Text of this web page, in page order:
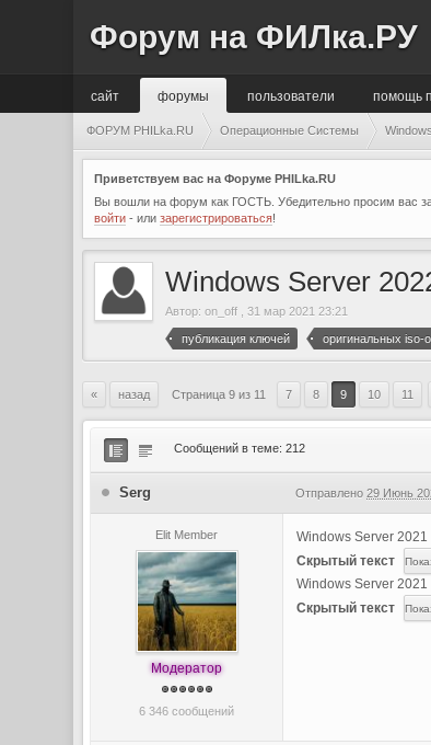
Форум на ФИЛка.РУ
сайт помощь
форумы пользователи
ФОРУМ PHILka.RU Операционные Системы
Приветствуем вас на Форуме PHILka.RU
Вы вошли на форум как ГОСТЬ. Убедительно просим вас
войти - илизарегистрироваться!
Windows Server
Автор:on_off ,31 мар 2021 23:21
публикация ключей оригинальных iso-
« назад Страница 9 из 11 7 8 9 10 11
Сообщений в теме: 212
Serg Отправлено29 Июнь
Elit Member
Модератор
6 346 сообщений
Windows Server
Скрытый текст
Windows Server
Скрытый текст